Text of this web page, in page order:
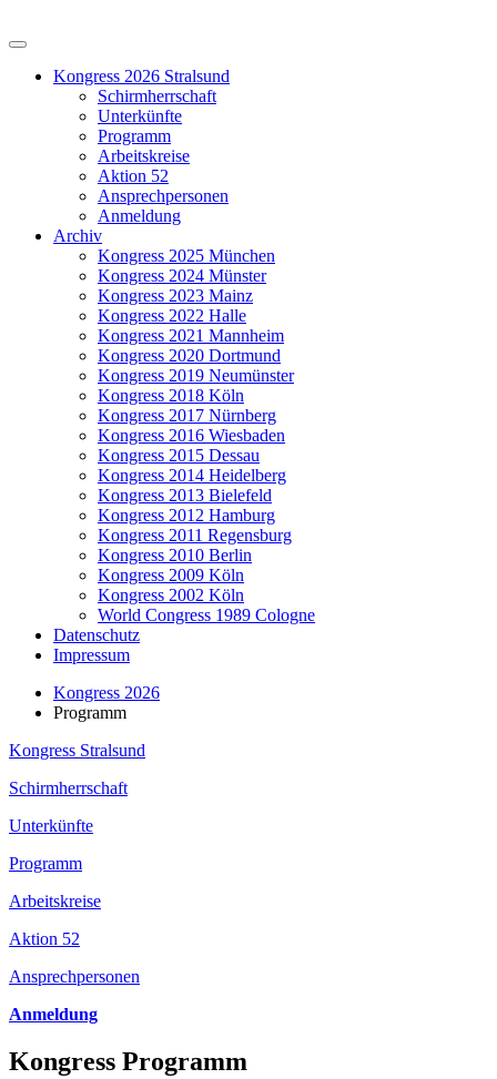
Kongress 2026 Stralsund
Schirmherrschaft
Unterkünfte
Programm
Arbeitskreise
Aktion 52
Ansprechpersonen
Anmeldung
Archiv
Kongress 2025 München
Kongress 2024 Münster
Kongress 2023 Mainz
Kongress 2022 Halle
Kongress 2021 Mannheim
Kongress 2020 Dortmund
Kongress 2019 Neumünster
Kongress 2018 Köln
Kongress 2017 Nürnberg
Kongress 2016 Wiesbaden
Kongress 2015 Dessau
Kongress 2014 Heidelberg
Kongress 2013 Bielefeld
Kongress 2012 Hamburg
Kongress 2011 Regensburg
Kongress 2010 Berlin
Kongress 2009 Köln
Kongress 2002 Köln
World Congress 1989 Cologne
Datenschutz
Impressum
Kongress 2026
Programm
Kongress Stralsund
Schirmherrschaft
Unterkünfte
Programm
Arbeitskreise
Aktion 52
Ansprechpersonen
Anmeldung
Kongress Programm